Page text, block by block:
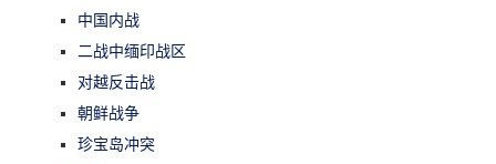
中国内战
二战中缅印战区
对越反击战
朝鲜战争
珍宝岛冲突